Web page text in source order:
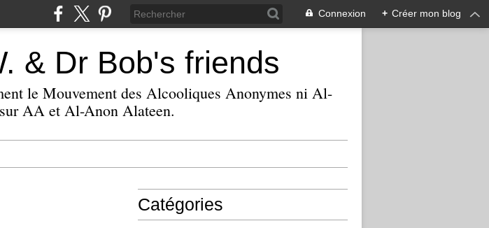
Connexion + Créer mon blog
& Dr Bob's friends
le Mouvement des Alcooliques Anonymes ni Al-
AA et Al-Anon Alateen.
Catégories